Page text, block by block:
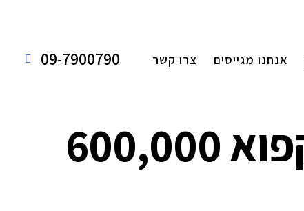
09-7900790 צרו קשר אנחנו מגייסים
אחסנה והפצה בתחום המצונן והקפוא 600,000